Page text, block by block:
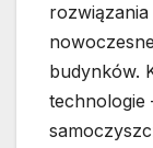
budynków.
technologie